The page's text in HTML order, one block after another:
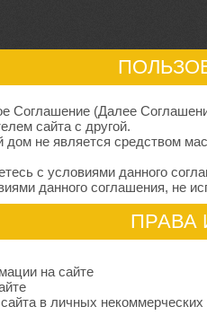
Соглашение (Далее
сайта с другой.
дом не является средством
с условиями данного
данного соглашения, не
ПРАВА
на сайте
в личных некоммерческих